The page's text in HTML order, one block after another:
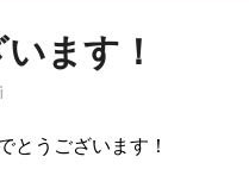
ます！
とうございます！